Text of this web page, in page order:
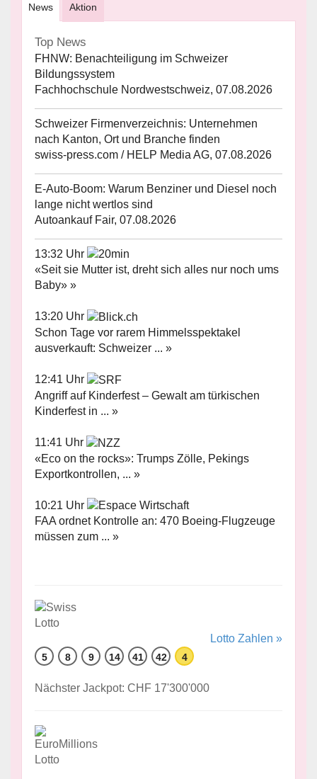
News Aktion
Top News
FHNW: Benachteiligung im Schweizer
Bildungssystem
Fachhochschule Nordwestschweiz, 07.08.2026
Schweizer Firmenverzeichnis: Unternehmen
nach Kanton, Ort und Branche finden
swiss-press.com / HELP Media AG, 07.08.2026
E-Auto-Boom: Warum Benziner und Diesel noch
lange nicht wertlos sind
Autoankauf Fair, 07.08.2026
13:32 Uhr
«Seit sie Mutter ist, dreht sich alles nur noch ums
Baby» »
13:20 Uhr
Schon Tage vor rarem Himmelsspektakel
ausverkauft: Schweizer ... »
12:41 Uhr
Angriff auf Kinderfest – Gewalt am türkischen
Kinderfest in ... »
11:41 Uhr
«Eco on the rocks»: Trumps Zölle, Pekings
Exportkontrollen, ... »
10:21 Uhr
FAA ordnet Kontrolle an: 470 Boeing-Flugzeuge
müssen zum ... »
Lotto Zahlen »
5 8 9 14 41 42 4
Nächster Jackpot: CHF 17'300'000